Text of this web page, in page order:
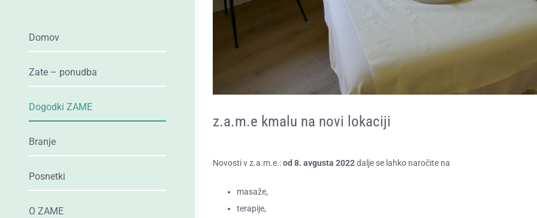
Domov
Zate – ponudba
Dogodki ZAME
Branje
Posnetki
O ZAME
z.a.m.e kmalu na novi lokaciji
Novosti v z.a.m.e.:od 8. avgusta 2022dalje se lahko naročite na
masaže,
terapije,